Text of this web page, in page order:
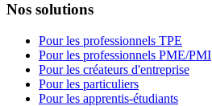
Nos solutions
Pour les professionnels TPE
Pour les professionnels PME/PMI
Pour les créateurs d'entreprise
Pour les particuliers
Pour les apprentis-étudiants